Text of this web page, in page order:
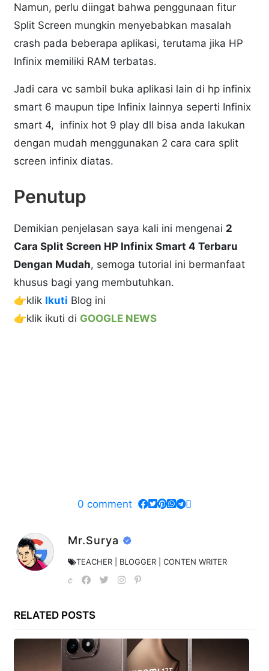
Namun, perlu diingat bahwa penggunaan fitur
Split Screen mungkin menyebabkan masalah
crash pada beberapa aplikasi, terutama jika HP
Infinix memiliki RAM terbatas.
Jadi cara vc sambil buka aplikasi lain di hp infinix
smart 6 maupun tipe Infinix lainnya seperti Infinix
smart 4, infinix hot 9 play dll bisa anda lakukan
dengan mudah menggunakan 2 cara cara split
screen infinix diatas.
Penutup
Demikian penjelasan saya kali ini mengenai 2
Cara Split Screen HP Infinix Smart 4 Terbaru
Dengan Mudah, semoga tutorial ini bermanfaat
khusus bagi yang membutuhkan.
👉klik Ikuti Blog ini
👉klik ikuti di GOOGLE NEWS
0 comment
Mr.Surya
TEACHER | BLOGGER | CONTEN WRITER
RELATED POSTS